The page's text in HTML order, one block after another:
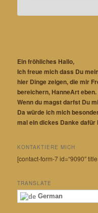
Ein fröhliches Hallo,
Ich freue mich dass Du
hier Dinge zeigen, die mir
bereichern, HanneArt
Wenn du magst darfst Du
Da würde ich mich
mal ein dickes Danke dafür
KONTAKTIERE MICH
[contact-form-7 id=“9090″
TRANSLATE
German